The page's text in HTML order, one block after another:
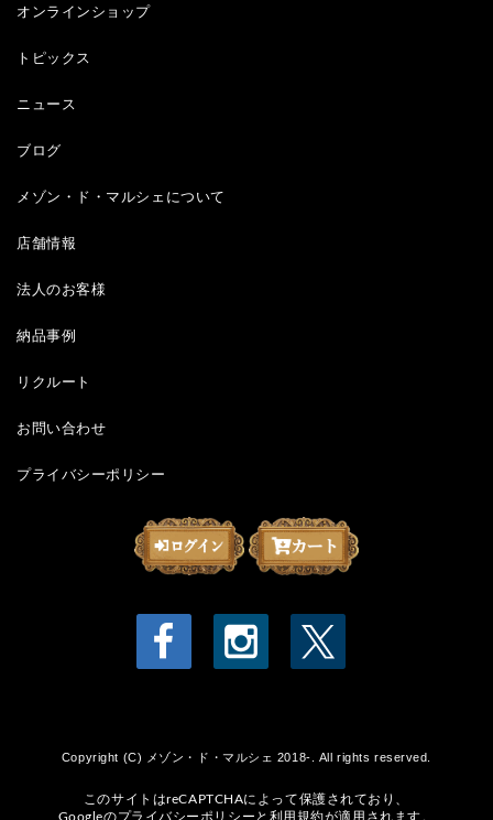
オンラインショップ
トピックス
ニュース
ブログ
メゾン・ド・マルシェについて
店舗情報
法人のお客様
納品事例
リクルート
お問い合わせ
プライバシーポリシー
Copyright (C) メゾン・ド・マルシェ 2018-. All rights reserved.
このサイトはreCAPTCHAによって保護されており、
Googleのプライバシーポリシー と 利用規約が適用されます。